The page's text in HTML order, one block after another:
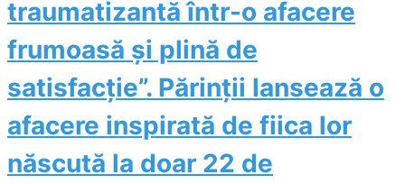
traumatizantă într-o afacere
frumoasă și plină de
satisfacție”. Părinții lansează o
afacere inspirată de fiica lor
născută la doar 22 de